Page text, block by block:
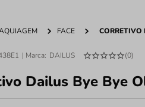
FACE CORRETIVO
DAILUS (0)
Dailus Bye Bye